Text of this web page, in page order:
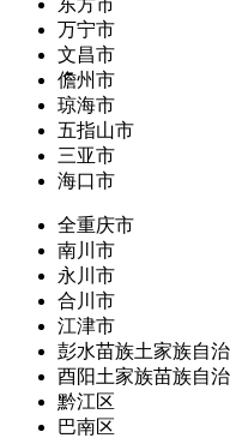
东方市
万宁市
文昌市
儋州市
琼海市
五指山市
三亚市
海口市
全重庆市
南川市
永川市
合川市
江津市
彭水苗族土家族自
酉阳土家族苗族自
黔江区
巴南区